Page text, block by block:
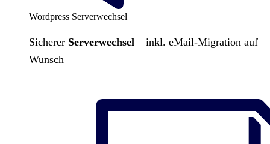
Wordpress Serverwechsel
Sicherer Serverwechsel – inkl. eMail-Migration auf
Wunsch